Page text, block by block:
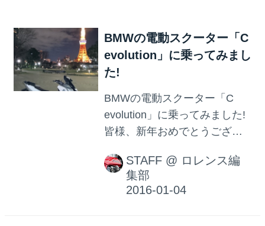
BMWの電動スクーター「C
evolution」に乗ってみまし
た!
BMWの電動スクーター「C
evolution」に乗ってみました!
皆様、新年おめでとうござい
ごしでしたか? 私は好天続き
で、しかも都内がガラガラな
ので 年末年始はBMWの電動ス
STAFF @ ロレンス編
集部